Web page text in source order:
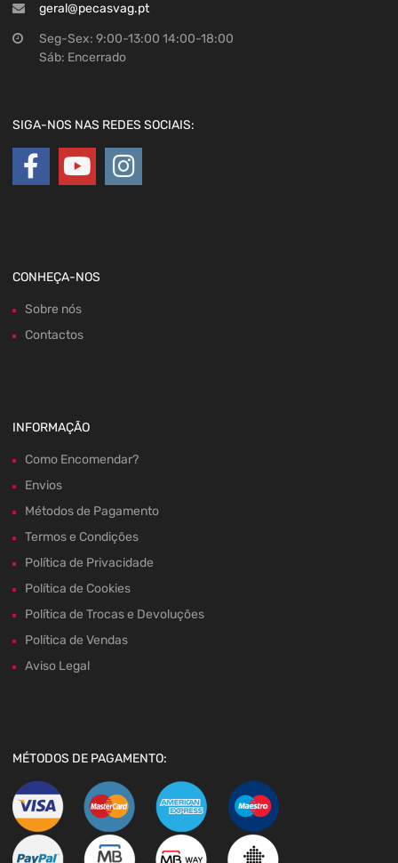
geral@pecasvag.pt
Seg-Sex: 9:00-13:00 14:00-18:00
Sáb: Encerrado
SIGA-NOS NAS REDES SOCIAIS:
CONHEÇA-NOS
Sobre nós
Contactos
INFORMAÇÃO
Como Encomendar?
Envios
Métodos de Pagamento
Termos e Condições
Política de Privacidade
Política de Cookies
Política de Trocas e Devoluções
Política de Vendas
Aviso Legal
MÉTODOS DE PAGAMENTO: